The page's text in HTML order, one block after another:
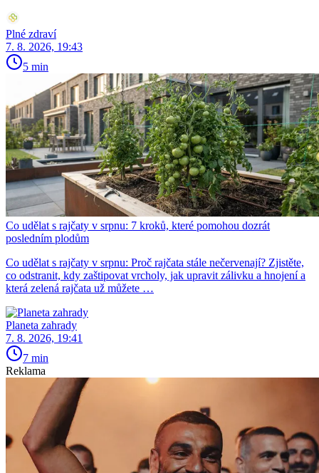
Plné zdraví
7. 8. 2026, 19:43
5 min
Co udělat s rajčaty v srpnu: 7 kroků, které pomohou dozrát
posledním plodům
Co udělat s rajčaty v srpnu: Proč rajčata stále nečervenají? Zjistěte,
co odstranit, kdy zaštipovat vrcholy, jak upravit zálivku a hnojení a
která zelená rajčata už můžete …
Planeta zahrady
7. 8. 2026, 19:41
7 min
Reklama